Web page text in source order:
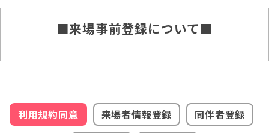
■来場事前登録について■
利用規約同意 来場者情報登録
同伴者登録